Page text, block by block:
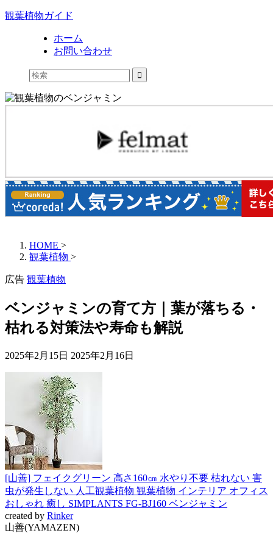
観葉植物ガイド
ホーム
お問い合わせ
HOME >
観葉植物 >
広告 観葉植物
ベンジャミンの育て方｜葉が落ちる・
枯れる対策法や寿命も解説
2025年2月15日 2025年2月16日
[山善] フェイクグリーン 高さ160㎝ 水やり不要 枯れない 害
虫が発生しない 人工観葉植物 観葉植物 インテリア オフィス
おしゃれ 癒し SIMPLANTS FG-BJ160 ベンジャミン
created by Rinker
山善(YAMAZEN)